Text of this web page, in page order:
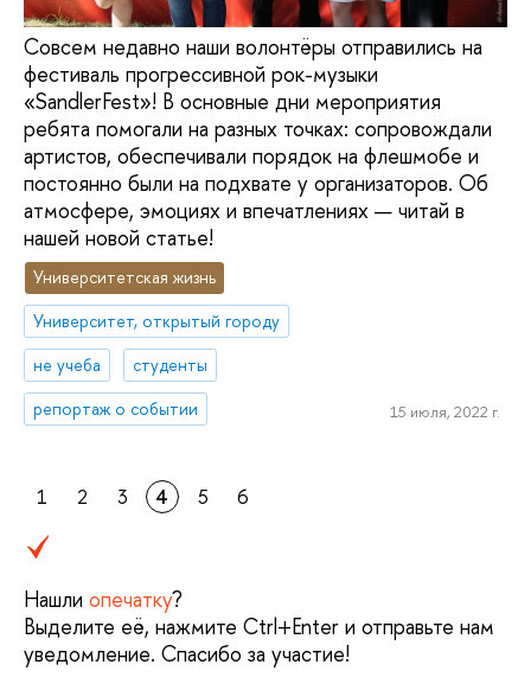
Совсем недавно наши волонтёры отправились на
фестиваль прогрессивной рок-музыки
«SandlerFest»! В основные дни мероприятия
ребята помогали на разных точках: сопровождали
артистов, обеспечивали порядок на флешмобе и
постоянно были на подхвате у организаторов. Об
атмосфере, эмоциях и впечатлениях — читай в
нашей новой статье!
Университетская жизнь
Университет, открытый городу
не учеба
студенты
репортаж о событии
15 июля, 2022 г.
1 2 3 4 5 6
Нашли опечатку?
Выделите её, нажмите Ctrl+Enter и отправьте нам
уведомление. Спасибо за участие!